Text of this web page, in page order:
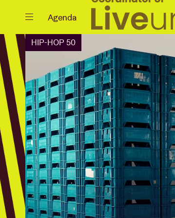
Fermer
Agenda
Projets
Actualités
Agenda
HIP-HOP 50